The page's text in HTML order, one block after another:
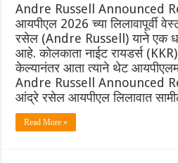
Andre Russell Announced
आयपीएल 2026 च्या लिलावापूर्वी
रसेल (Andre Russell) याने एक
आहे. कोलकाता नाईट रायडर्स
केल्यानंतर आता त्याने थेट
Andre Russell Announced
आंद्रे रसेल आयपीएल लिलावात
Read More »